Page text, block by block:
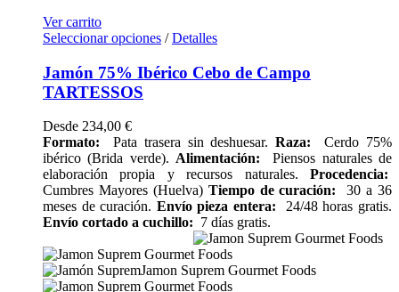
Ver carrito
Seleccionar opciones / Detalles
Jamón 75% Ibérico Cebo de Campo
TARTESSOS
Desde 234,00 €
Formato: Pata trasera sin deshuesar. Raza: Cerdo 75%
ibérico (Brida verde). Alimentación: Piensos naturales de
elaboración propia y recursos naturales. Procedencia:
Cumbres Mayores (Huelva) Tiempo de curación: 30 a 36
meses de curación. Envío pieza entera: 24/48 horas gratis.
Envío cortado a cuchillo: 7 días gratis.